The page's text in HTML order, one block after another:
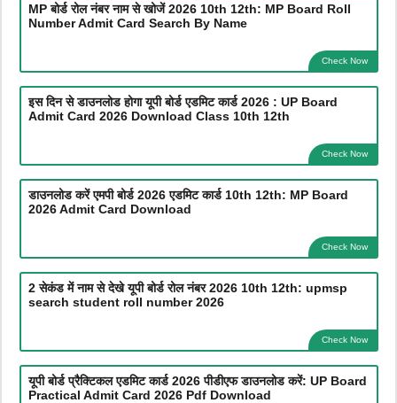
MP बोर्ड रोल नंबर नाम से खोजें 2026 10th 12th: MP Board Roll
Number Admit Card Search By Name
Check Now
इस दिन से डाउनलोड होगा यूपी बोर्ड एडमिट कार्ड 2026 : UP Board
Admit Card 2026 Download Class 10th 12th
Check Now
डाउनलोड करें एमपी बोर्ड 2026 एडमिट कार्ड 10th 12th: MP Board
2026 Admit Card Download
Check Now
2 सेकंड में नाम से देखे यूपी बोर्ड रोल नंबर 2026 10th 12th: upmsp
search student roll number 2026
Check Now
यूपी बोर्ड प्रैक्टिकल एडमिट कार्ड 2026 पीडीएफ डाउनलोड करें: UP Board
Practical Admit Card 2026 Pdf Download